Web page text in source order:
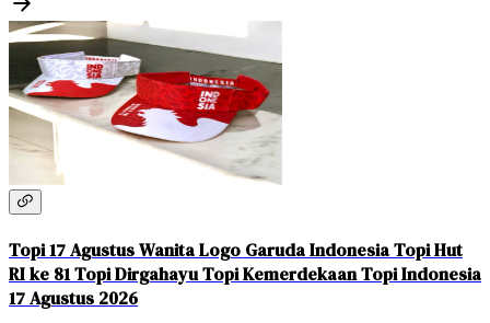
Topi 17 Agustus Wanita Logo Garuda Indonesia Topi Hut
RI ke 81 Topi Dirgahayu Topi Kemerdekaan Topi Indonesia
17 Agustus 2026